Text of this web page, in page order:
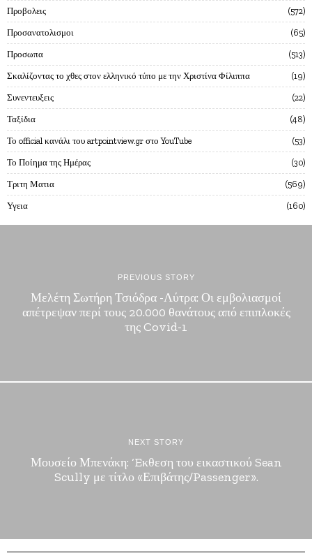
Προβολεις 572
Προσανατολισμοι 65
Προσωπα 513
Σκαλίζοντας το χθες στον ελληνικό τύπο με την Χριστίνα Φίλιππα 19
Συνεντευξεις 22
Ταξίδια 48
Το official κανάλι του artpointview.gr στο YouTube 53
Το Ποίημα της Ημέρας 30
Τριτη Ματια 569
Υγεια 160
PREVIOUS STORY
Μελέτη Σωτήρη Τσιόδρα -Λύτρα: Οι εμβολιασμοί
απέτρεψαν περί τους 20.000 θανάτους από επιπλοκές
της Covid-1
NEXT STORY
Μουσείο Μπενάκη: ‘Eκθεση του εικαστικού Sean
Scully με τίτλο «Επιβάτης/Passenger».